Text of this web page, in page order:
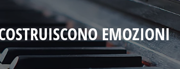
EMOZIONI